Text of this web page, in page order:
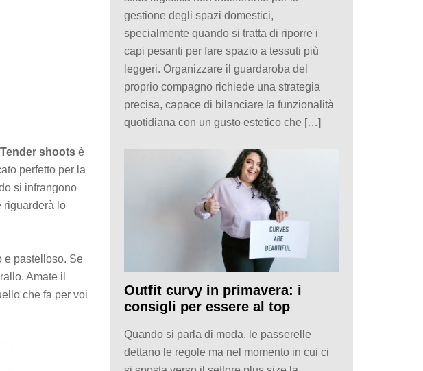
Tender shoots è
perfetto per la
si infrangono
riguarderà lo
e pastelloso. Se
Amate il
che fa per voi
gestione degli spazi domestici,
specialmente quando si tratta di riporre i
capi pesanti per fare spazio a tessuti più
leggeri. Organizzare il guardaroba del
proprio compagno richiede una strategia
precisa, capace di bilanciare la funzionalità
quotidiana con un gusto estetico che […]
Outfit curvy in primavera: i
consigli per essere al top
Quando si parla di moda, le passerelle
dettano le regole ma nel momento in cui ci